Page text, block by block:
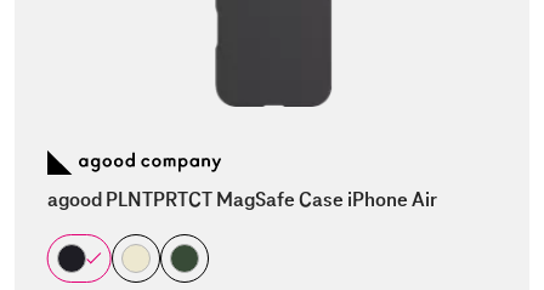
agood PLNTPRTCT MagSafe Case iPhone Air